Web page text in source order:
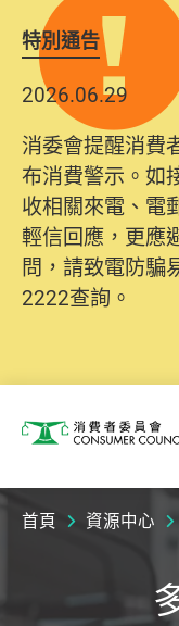
特別通告
2026.06.29
消委會提醒消費
布消費警示。如
收相關來電、電
輕信回應，更應
問，請致電防騙
2222查詢。
2025.10.31
為提升使用者體
系統已經進行升
10日起，消費者
名、電郵及電話
詢及建議。所有
方便日後作出跟
消費者委員會
首頁 資源中心